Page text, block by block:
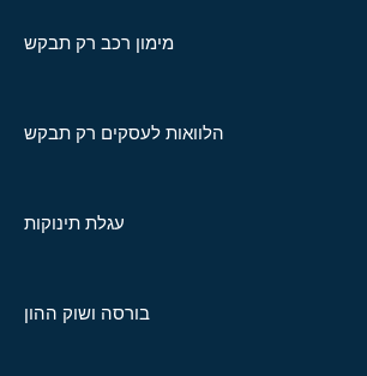
מימון רכב רק תבקש
הלוואות לעסקים רק תבקש
עגלת תינוקות
בורסה ושוק ההון